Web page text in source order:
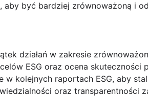
aby być bardziej zrównoważoną i
działań w zakresie
ESG oraz ocena skuteczności
kolejnych raportach ESG, aby
oraz transparentności